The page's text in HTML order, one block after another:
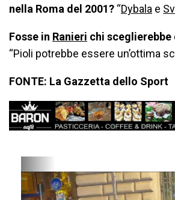
nella Roma del 2001? “Dybala e
Fosse in Ranieri chi
“Pioli potrebbe essere un’ottima
FONTE: La Gazzetta dello Sport
r
e